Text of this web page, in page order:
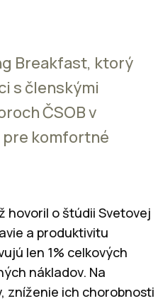
Breakfast, ktorý
s členskými
ČSOB v
pre komfortné
hovoril o štúdii Svetovej
a produktivitu
len 1% celkových
nákladov. Na
zníženie ich chorobnosti